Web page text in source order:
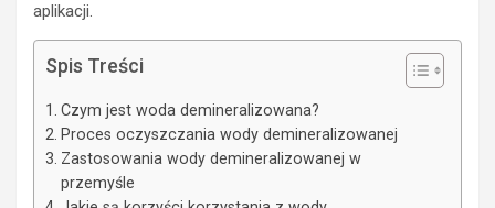
aplikacji.
Spis Treści
Czym jest woda demineralizowana?
Proces oczyszczania wody demineralizowanej
Zastosowania wody demineralizowanej w
przemyśle